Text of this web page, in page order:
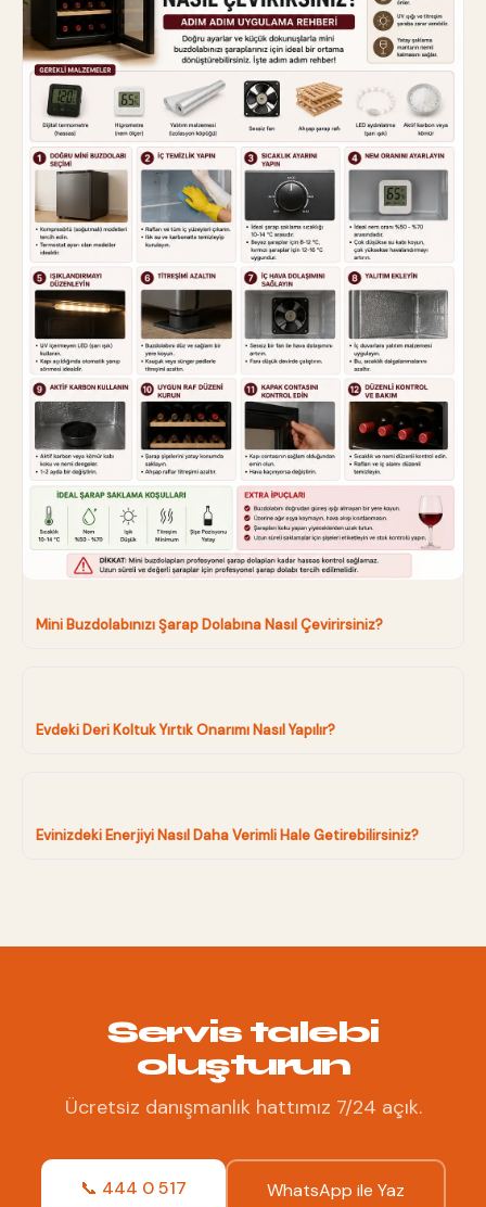
Mini Buzdolabınızı Şarap Dolabına Nasıl Çevirirsiniz?
Evdeki Deri Koltuk Yırtık Onarımı Nasıl Yapılır?
Evinizdeki Enerjiyi Nasıl Daha Verimli Hale Getirebilirsiniz?
Servis talebi
oluşturun
Ücretsiz danışmanlık hattımız 7/24 açık.
📞 444 0 517 WhatsApp ile Yaz